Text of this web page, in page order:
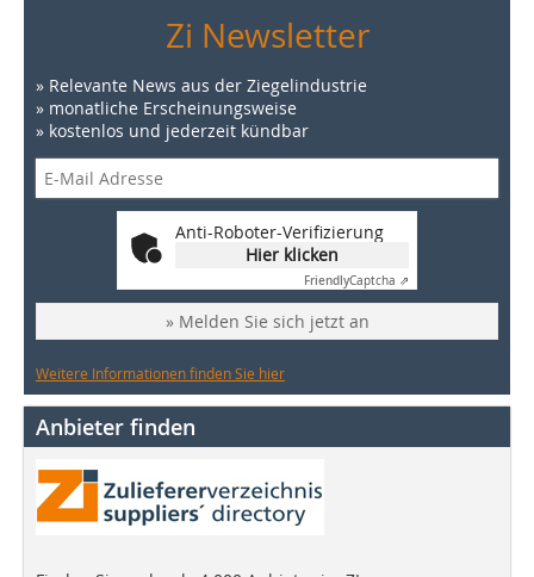
Zi Newsletter
» Relevante News aus der Ziegelindustrie
» monatliche Erscheinungsweise
» kostenlos und jederzeit kündbar
Anti-Roboter-Verifizierung
Hier klicken
FriendlyCaptcha ⇗
» Melden Sie sich jetzt an
Weitere Informationen finden Sie hier
Anbieter finden